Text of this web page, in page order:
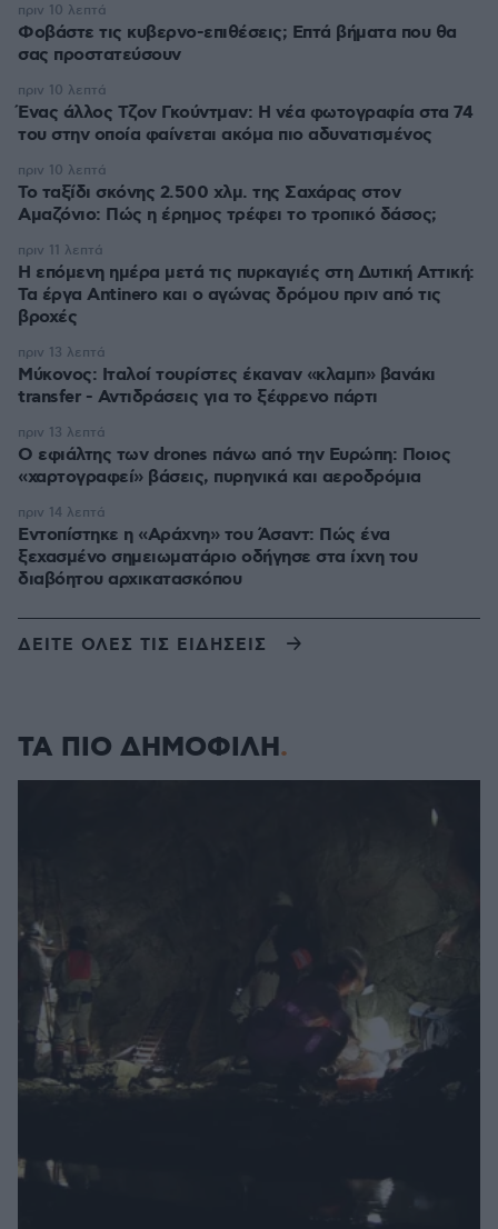
Φοβάστε τις κυβερνο-επιθέσεις; Επτά βήματα που θα
σας προστατεύσουν
πριν 10 λεπτά
Ένας άλλος Τζον Γκούντμαν: H νέα φωτογραφία στα 74
του στην οποία φαίνεται ακόμα πιο αδυνατισμένος
πριν 10 λεπτά
Το ταξίδι σκόνης 2.500 χλμ. της Σαχάρας στον
Αμαζόνιο: Πώς η έρημος τρέφει το τροπικό δάσος;
πριν 10 λεπτά
Η επόμενη ημέρα μετά τις πυρκαγιές στη Δυτική Αττική:
Τα έργα Antinero και ο αγώνας δρόμου πριν από τις
βροχές
πριν 11 λεπτά
Μύκονος: Ιταλοί τουρίστες έκαναν «κλαμπ» βανάκι
transfer - Αντιδράσεις για το ξέφρενο πάρτι
πριν 13 λεπτά
Ο εφιάλτης των drones πάνω από την Ευρώπη: Ποιος
«χαρτογραφεί» βάσεις, πυρηνικά και αεροδρόμια
πριν 13 λεπτά
Εντοπίστηκε η «Αράχνη» του Άσαντ: Πώς ένα
ξεχασμένο σημειωματάριο οδήγησε στα ίχνη του
διαβόητου αρχικατασκόπου
πριν 14 λεπτά
ΔΕΙΤΕ ΟΛΕΣ ΤΙΣ ΕΙΔΗΣΕΙΣ
ΤΑ ΠΙΟ ΔΗΜΟΦΙΛΗ